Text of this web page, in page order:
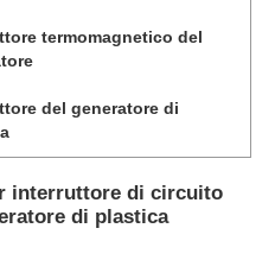
termomagnetico del
del generatore di
interruttore di circuito
di plastica